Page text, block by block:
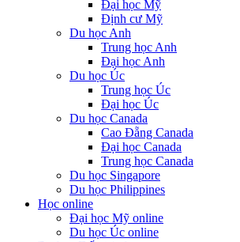
Đại học Mỹ
Định cư Mỹ
Du học Anh
Trung học Anh
Đại học Anh
Du học Úc
Trung học Úc
Đại học Úc
Du học Canada
Cao Đẵng Canada
Đại học Canada
Trung học Canada
Du học Singapore
Du học Philippines
Học online
Đại học Mỹ online
Du học Úc online